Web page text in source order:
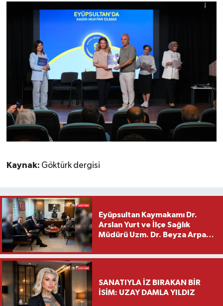
Kaynak: Göktürk dergisi
Eyüpsultan Kaymakamı Dr.
Arslan Yurt ve İlçe Sağlık
Müdürü Uzm. Dr. Beyza Arpacı
Ziyareti
SANATIYLA İZ BIRAKAN BİR
İSİM: UZAY DAMLA YILDIZ